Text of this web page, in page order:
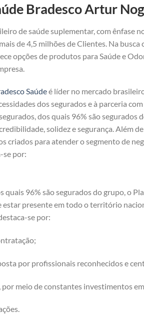
Bradesco Artur
de saúde suplementar, com ênfase
de 4,5 milhões de Clientes. Na busca
opções de produtos para Saúde e
Saúdeé líder no mercado
dos segurados e à parceria
dos quais 96% são segurados
solidez e segurança. Além
criados para atender o segmento de
se por:
quais 96% são segurados do grupo, o
estar presente em todo o território
se por:
por profissionais reconhecidos e
meio de constantes investimentos